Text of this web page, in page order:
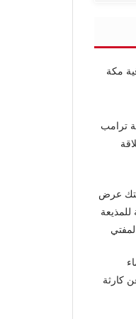
مكة
ترامب
عرض
كارثة